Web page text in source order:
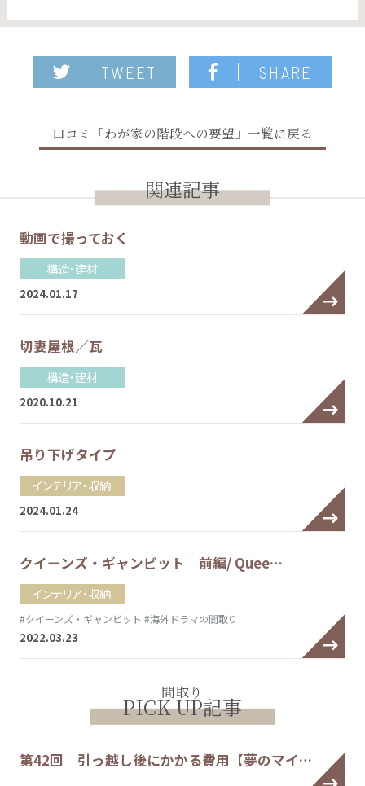
TWEET SHARE
口コミ「わが家の階段への要望」一覧に戻る
関連記事
動画で撮っておく
構造・建材
2024.01.17
切妻屋根／瓦
構造・建材
2020.10.21
吊り下げタイプ
インテリア・収納
2024.01.24
クイーンズ・ギャンビット 前編/ Quee…
インテリア・収納
#クイーンズ・ギャンビット #海外ドラマの間取り
2022.03.23
間取り
PICK UP記事
第42回 引っ越し後にかかる費用【夢のマイ…